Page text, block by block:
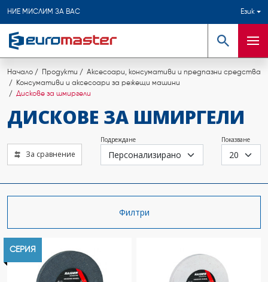
НИЕ МИСЛИМ ЗА ВАС Език
Търсене
Начало Продукти
Аксесоари, консумативи и предпазни средства
Консумативи и аксесоари за режещи машини
Дискове за шмиргели
ДИСКОВЕ ЗА ШМИРГЕЛИ
За сравнение
Подреждане Показване
Филтри
СЕРИЯ